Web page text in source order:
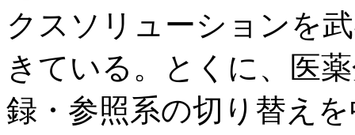
クスソリューションを
きている。とくに、医
録・参照系の切り替え